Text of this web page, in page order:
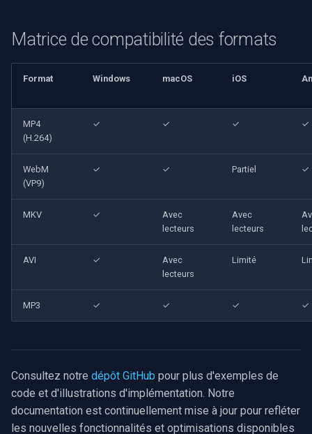
Matrice de compatibilité des formats
Format Windows macOS iOS
MP4
(H.264)
✓ ✓ ✓ ✓
WebM
(VP9)
✓ ✓ Partiel ✓
MKV ✓
Avec
lecteurs
Avec
lecteurs
AVI ✓
Avec
lecteurs
Limité
MP3 ✓ ✓ ✓ ✓
Consultez notre dépôt GitHub pour plus d'exemples de
code et d'illustrations d'implémentation. Notre
documentation est continuellement mise à jour pour refléter
les nouvelles fonctionnalités et optimisations disponibles